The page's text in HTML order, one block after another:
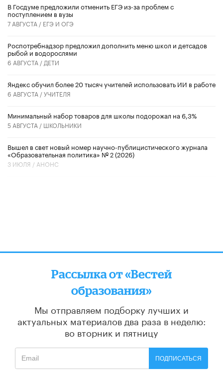
В Госдуме предложили отменить ЕГЭ из-за проблем с
поступлением в вузы
7 АВГУСТА / ЕГЭ И ОГЭ
Роспотребнадзор предложил дополнить меню школ и детсадов
рыбой и водорослями
6 АВГУСТА / ДЕТИ
​Яндекс обучил более 20 тысяч учителей использовать ИИ в работе
6 АВГУСТА /УЧИТЕЛЯ
Минимальный набор товаров для школы подорожал на 6,3%
5 АВГУСТА / ШКОЛЬНИКИ
Вышел в свет новый номер научно-публицистического журнала
«Образовательная политика» № 2 (2026)
3 ИЮЛЯ / АНОНС
Рассылка от «Вестей
образования»
Мы отправляем подборку лучших и
актуальных материалов два раза в неделю:
во вторник и пятницу
ПОДПИСАТЬСЯ